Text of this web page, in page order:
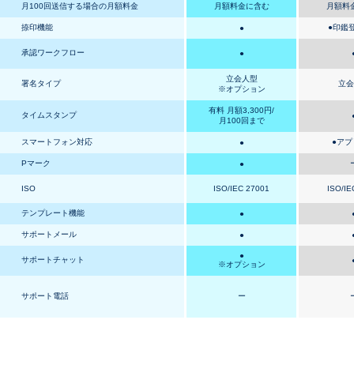
月100回送信する場合の月額料金 月額料金に含む 月額料
捺印機能 ● ●印鑑
承認ワークフロー ●
署名タイプ
立会人型
※オプション
立
タイムスタンプ
有料 月額3,300円/
月100回まで
スマートフォン対応 ● ●ア
Pマーク ●
ISO ISO/IEC 27001 ISO/
テンプレート機能 ●
サポートメール ●
サポートチャット
●
※オプション
サポート電話 ー